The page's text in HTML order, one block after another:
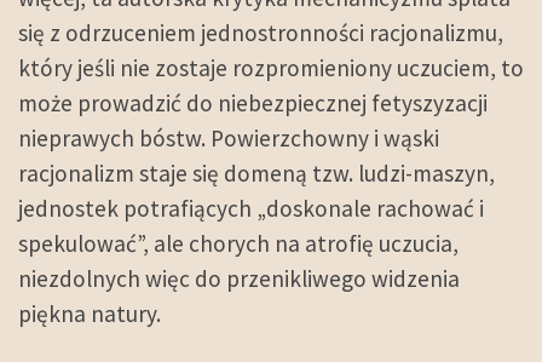
się z odrzuceniem jednostronności racjonalizmu,
który jeśli nie zostaje rozpromieniony uczuciem, to
może prowadzić do niebezpiecznej fetyszyzacji
nieprawych bóstw. Powierzchowny i wąski
racjonalizm staje się domeną tzw. ludzi-maszyn,
jednostek potrafiących „doskonale rachować i
spekulować”, ale chorych na atrofię uczucia,
niezdolnych więc do przenikliwego widzenia
piękna natury.